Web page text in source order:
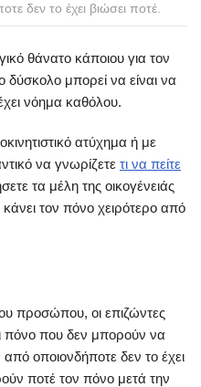
δεν το έχει βιώσει ποτέ.
θάνατο κάποιου για τον
δύσκολο μπορεί να είναι να
νόημα καθόλου.
ατύχημα ή με
να γνωρίζετε τι να πείτε
τα μέλη της οικογένειάς
τον πόνο χειρότερο από
προσώπου, οι επιζώντες
πόνο που δεν μπορούν να
οποιονδήποτε δεν το έχει
ποτέ τον πόνο μετά την